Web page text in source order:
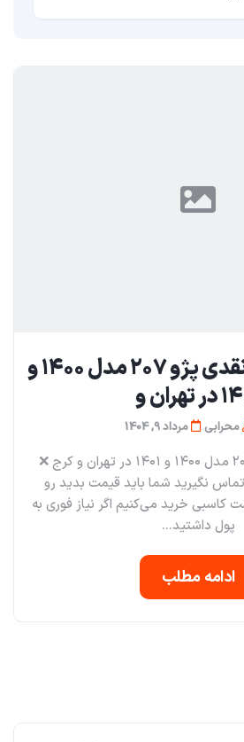
خریدار فوری و نقدی پژو ۲۰۷ مدل ۱۴۰۰ و
و
محرابی مرداد 9, 1404
بالاترین خریدار پژو ۲۰۷ مدل ۱۴۰۰ و ۱۴۰۱ در تهران و کرج ❌️
نگیرید شما باید قیمت بدید رو
کاسبی خرید می‌کنیم اگر نیاز فوری به
پول داشتید...
ادامه مطلب